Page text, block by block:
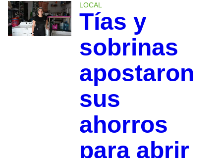
LOCAL
Tías y
sobrinas
apostaron
sus
ahorros
para abrir